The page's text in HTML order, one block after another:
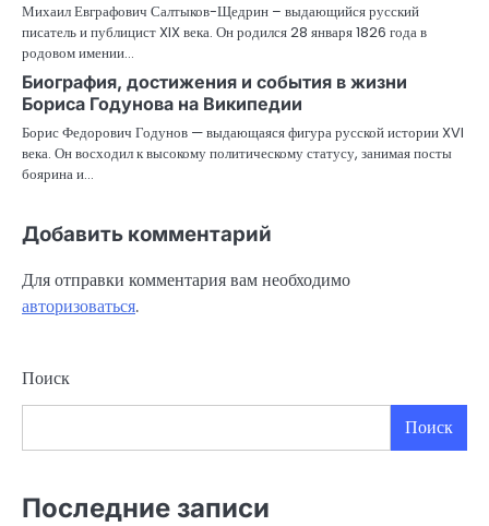
Михаил Евграфович Салтыков-Щедрин – выдающийся русский
писатель и публицист XIX века. Он родился 28 января 1826 года в
родовом имении…
Биография, достижения и события в жизни
Бориса Годунова на Википедии
Борис Федорович Годунов — выдающаяся фигура русской истории XVI
века. Он восходил к высокому политическому статусу, занимая посты
боярина и…
Добавить комментарий
Для отправки комментария вам необходимо
авторизоваться.
Поиск
Поиск
Последние записи